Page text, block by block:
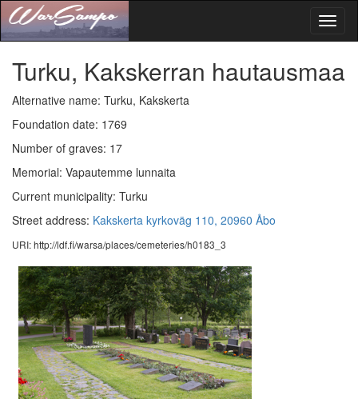
Turku, Kakskerran hautausmaa
Alternative name: Turku, Kakskerta
Foundation date: 1769
Number of graves: 17
Memorial: Vapautemme lunnaita
Current municipality: Turku
Street address: Kakskerta kyrkoväg 110, 20960 Åbo
URI: http://ldf.fi/warsa/places/cemeteries/h0183_3